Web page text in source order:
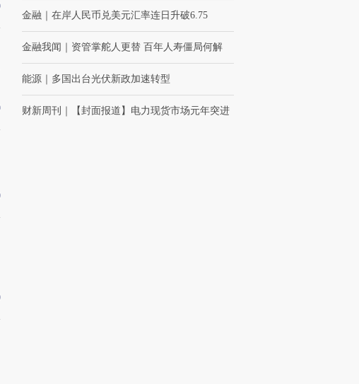
金融 在岸人民币兑美元汇率连日升破6.75
金融我闻 资管掌舵人更替 百年人寿僵局何解
能源 多国出台光伏新政加速转型
财新周刊 【封面报道】电力现货市场元年突进